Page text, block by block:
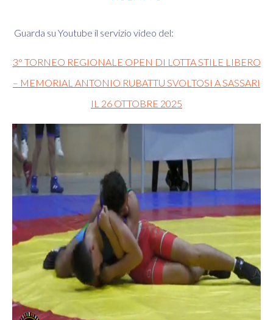
Guarda su Youtube il servizio video del:
3° TORNEO REGIONALE OPEN DI LOTTA STILE LIBERO
– MEMORIAL ANTONIO RUBATTU SVOLTOSI A SASSARI
IL 26 OTTOBRE 2025